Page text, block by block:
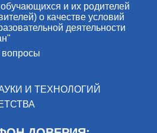
и их родителей
о качестве условий
деятельности
И ТЕХНОЛОГИЙ